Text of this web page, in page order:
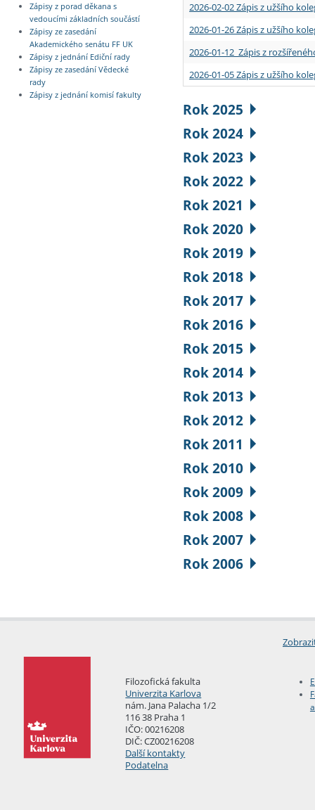
Zápisy z porad děkana s
vedoucími základních součástí
Zápisy ze zasedání
Akademického senátu FF UK
Zápisy z jednání Ediční rady
Zápisy ze zasedání Vědecké
rady
Zápisy z jednání komisí fakulty
2026-02-02 Zápis z užšího
2026-01-26 Zápis z užšího
2026-01-12 Zápis z
2026-01-05 Zápis z užšího
Rok 2025
Rok 2024
Rok 2023
Rok 2022
Rok 2021
Rok 2020
Rok 2019
Rok 2018
Rok 2017
Rok 2016
Rok 2015
Rok 2014
Rok 2013
Rok 2012
Rok 2011
Rok 2010
Rok 2009
Rok 2008
Rok 2007
Rok 2006
Filozofická fakulta
Univerzita Karlova
nám. Jana Palacha 1/2
116 38 Praha 1
IČO: 00216208
DIČ: CZ00216208
Další kontakty
Podatelna